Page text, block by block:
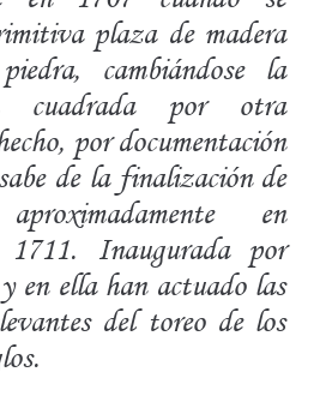
plaza de madera
cambiándose la
cuadrada por otra
por documentación
de la finalización de
en
1711. Inaugurada por
en ella han actuado las
del toreo de los